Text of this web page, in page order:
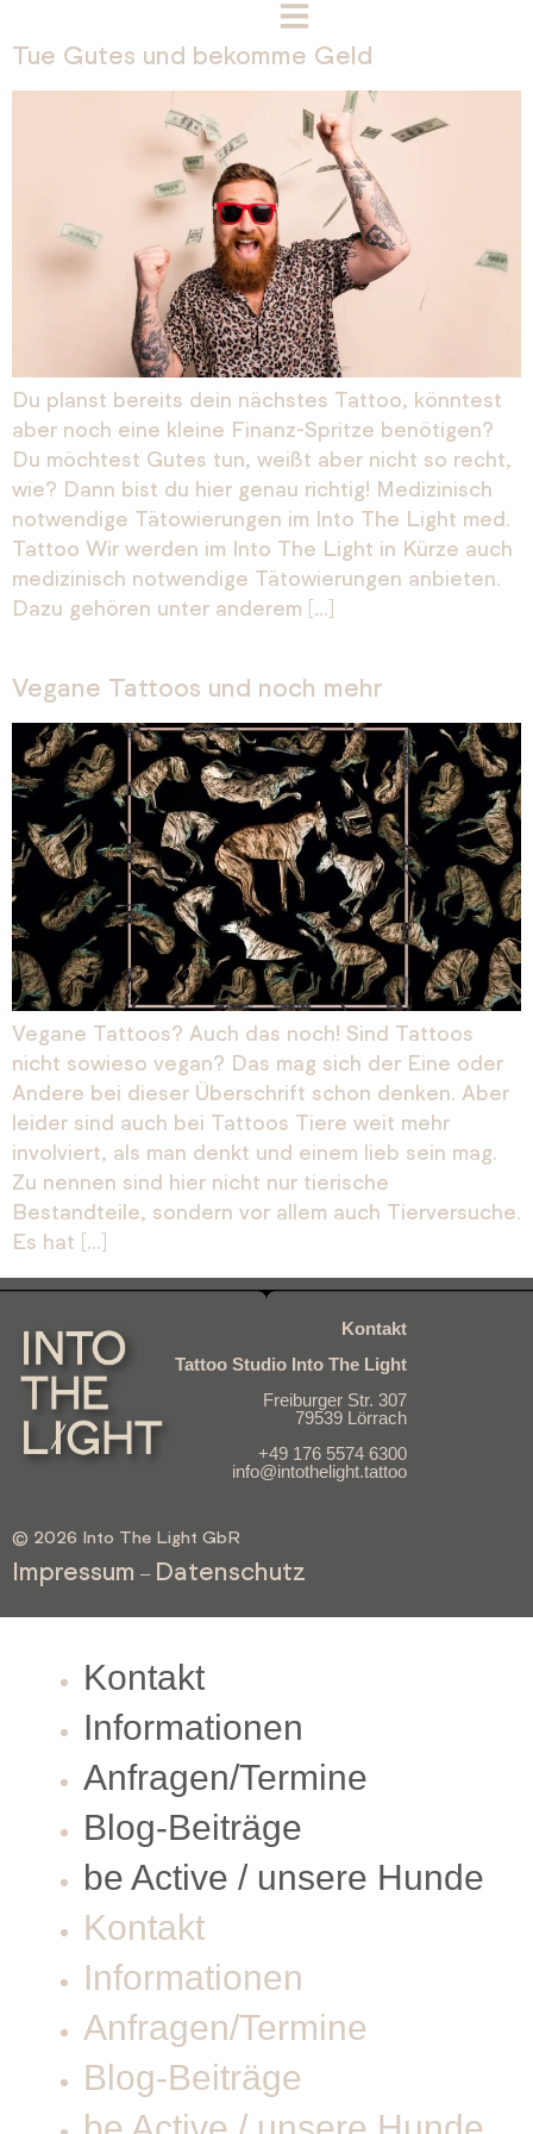
Tue Gutes und bekomme Geld
Du planst bereits dein nächstes Tattoo, könntest
aber noch eine kleine Finanz-Spritze benötigen?
Du möchtest Gutes tun, weißt aber nicht so recht,
wie? Dann bist du hier genau richtig! Medizinisch
notwendige Tätowierungen im Into The Light med.
Tattoo Wir werden im Into The Light in Kürze auch
medizinisch notwendige Tätowierungen anbieten.
Dazu gehören unter anderem […]
Vegane Tattoos und noch mehr
Vegane Tattoos? Auch das noch! Sind Tattoos
nicht sowieso vegan? Das mag sich der Eine oder
Andere bei dieser Überschrift schon denken. Aber
leider sind auch bei Tattoos Tiere weit mehr
involviert, als man denkt und einem lieb sein mag.
Zu nennen sind hier nicht nur tierische
Bestandteile, sondern vor allem auch Tierversuche.
Es hat […]
Kontakt
Tattoo Studio Into The Light
Freiburger Str. 307
79539 Lörrach
+49 176 5574 6300
info@intothelight.tattoo
© 2026 Into The Light GbR
Impressum – Datenschutz
Kontakt
Informationen
Anfragen/Termine
Blog-Beiträge
be Active / unsere Hunde
Kontakt
Informationen
Anfragen/Termine
Blog-Beiträge